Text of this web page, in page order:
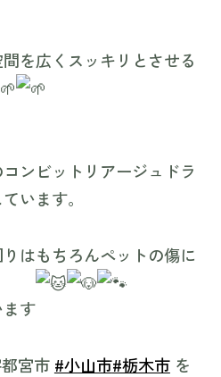
を広くスッキリとさせる
ンビットリアージュドラ
います。⁡
はもちろんペットの傷に
す
宮市 #小山市#栃木市を